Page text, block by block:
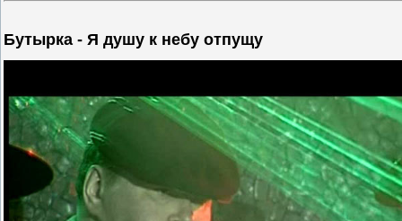
Бутырка - Я душу к небу отпущу